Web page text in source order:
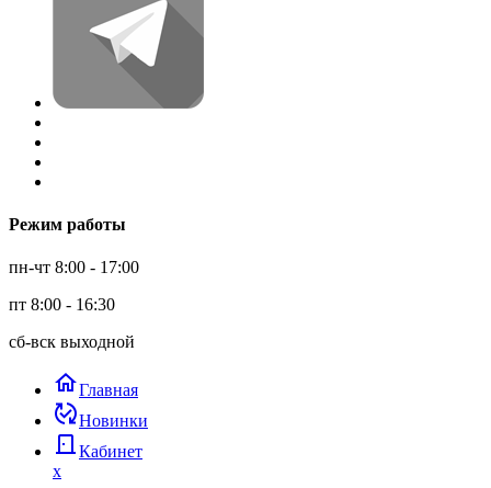
Режим работы
пн-чт 8:00 - 17:00
пт 8:00 - 16:30
сб-вск выходной
homeГлавная
published_with_changesНовинки
door_back Кабинет
x